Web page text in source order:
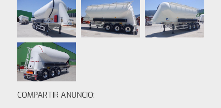
COMPARTIR ANUNCIO: